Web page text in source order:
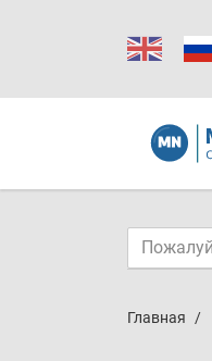
Главная